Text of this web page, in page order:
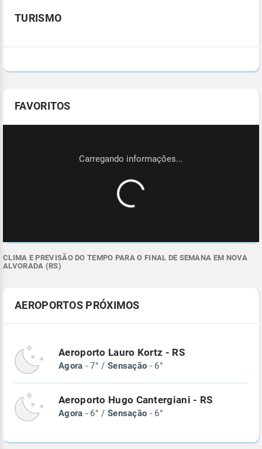
TURISMO
FAVORITOS
CLIMA E PREVISÃO DO TEMPO PARA O FINAL DE SEMANA EM NOVA
ALVORADA (RS)
AEROPORTOS PRÓXIMOS
Aeroporto Lauro Kortz - RS
Agora - 7° / Sensação - 6°
Aeroporto Hugo Cantergiani - RS
Agora - 6° / Sensação - 6°